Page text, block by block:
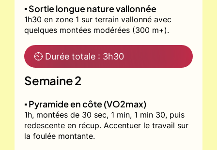
▪️ Sortie longue nature vallonnée
1h30 en zone 1 sur terrain vallonné avec
quelques montées modérées (300 m+).
⏲ Durée totale : 3h30
Semaine 2
▪️ Pyramide en côte (VO2max)
1h, montées de 30 sec, 1 min, 1 min 30, puis
redescente en récup. Accentuer le travail sur
la foulée montante.